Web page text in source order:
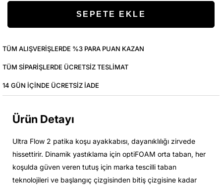
TÜM ALIŞVERIŞLERDE %3 PARA PUAN KAZAN
TÜM SIPARIŞLERDE ÜCRETSIZ TESLIMAT
14 GÜN IÇINDE ÜCRETSIZ IADE
Ürün Detayı
Ultra Flow 2 patika koşu ayakkabısı, dayanıklılığı zirvede
hissettirir. Dinamik yastıklama için optiFOAM orta taban, her
koşulda güven veren tutuş için marka tescilli taban
teknolojileri ve başlangıç çizgisinden bitiş çizgisine kadar